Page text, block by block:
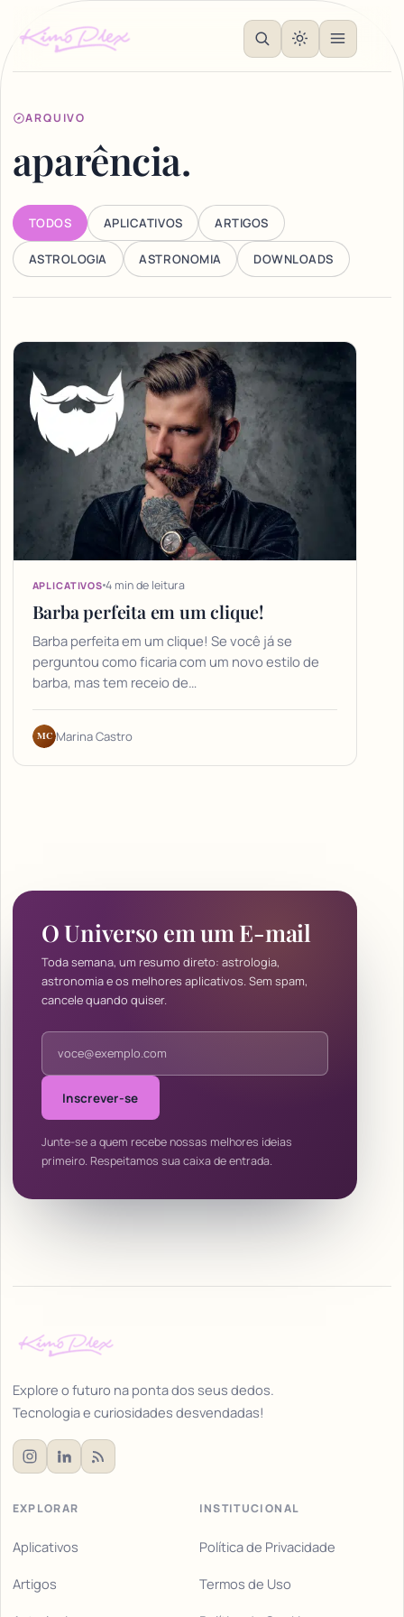
ARQUIVO
aparência.
TODOS APLICATIVOS ARTIGOS
ASTROLOGIA ASTRONOMIA DOWNLOADS
Articles
APLICATIVOS 4 min de leitura
Barba perfeita em um clique!
Barba perfeita em um clique! Se você já se
perguntou como ficaria com um novo estilo de
barba, mas tem receio de…
MC Marina Castro
O Universo em um E-mail
Toda semana, um resumo direto: astrologia,
astronomia e os melhores aplicativos. Sem spam,
cancele quando quiser.
Endereço de e-mail
Inscrever-se
Junte-se a quem recebe nossas melhores ideias
primeiro. Respeitamos sua caixa de entrada.
Explore o futuro na ponta dos seus dedos.
Tecnologia e curiosidades desvendadas!
EXPLORAR
Aplicativos
Artigos
INSTITUCIONAL
Política de Privacidade
Termos de Uso